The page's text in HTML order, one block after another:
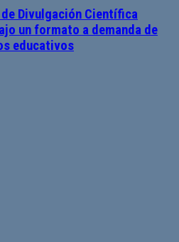
de Divulgación Científica
un formato a demanda de
educativos